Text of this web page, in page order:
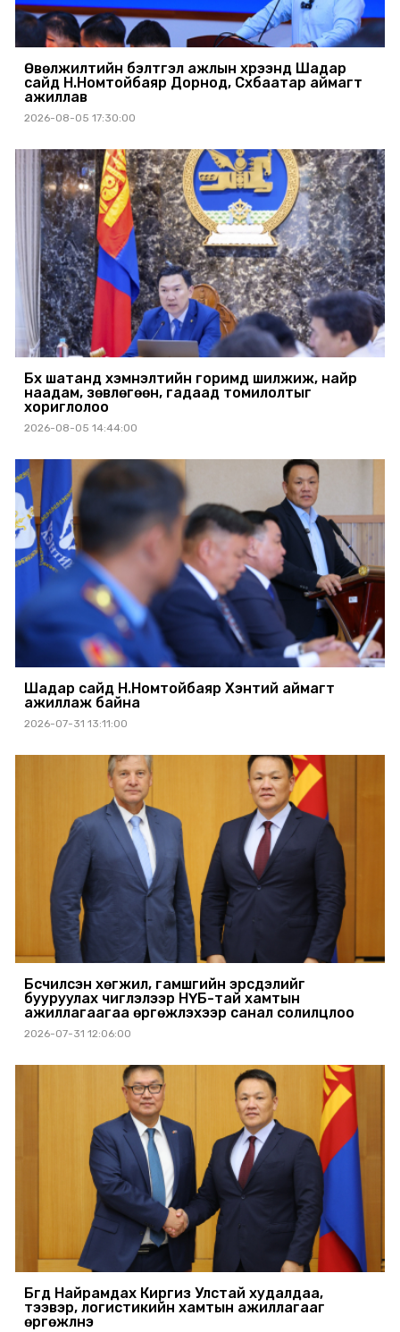
Өвөлжилтийн бэлтгэл ажлын хүрээнд Шадар
сайд Н.Номтойбаяр Дорнод, Сүхбаатар аймагт
ажиллав
2026-08-05 17:30:00
Бүх шатанд хэмнэлтийн горимд шилжиж, найр
наадам, зөвлөгөөн, гадаад томилолтыг
хориглолоо
2026-08-05 14:44:00
Шадар сайд Н.Номтойбаяр Хэнтий аймагт
ажиллаж байна
2026-07-31 13:11:00
Бүсчилсэн хөгжил, гамшгийн эрсдэлийг
бууруулах чиглэлээр НҮБ-тай хамтын
ажиллагаагаа өргөжүүлэхээр санал солилцлоо
2026-07-31 12:06:00
Бүгд Найрамдах Киргиз Улстай худалдаа,
тээвэр, логистикийн хамтын ажиллагааг
өргөжүүлнэ